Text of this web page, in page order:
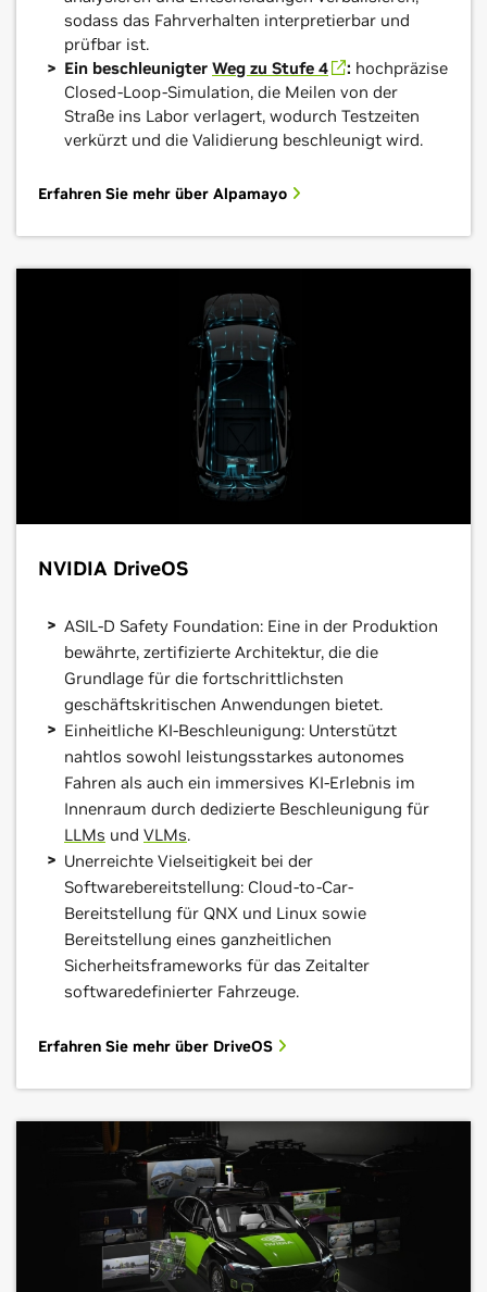
sodass das Fahrverhalten interpretierbar und
prüfbar ist.
Ein beschleunigter Weg zu Stufe 4 : hochpräzise
Closed-Loop-Simulation, die Meilen von der
Straße ins Labor verlagert, wodurch Testzeiten
verkürzt und die Validierung beschleunigt wird.
Erfahren Sie mehr über Alpamayo
NVIDIA DriveOS
ASIL-D Safety Foundation: Eine in der Produktion
bewährte, zertifizierte Architektur, die die
Grundlage für die fortschrittlichsten
geschäftskritischen Anwendungen bietet.
Einheitliche KI-Beschleunigung: Unterstützt
nahtlos sowohl leistungsstarkes autonomes
Fahren als auch ein immersives KI-Erlebnis im
Innenraum durch dedizierte Beschleunigung für
LLMs und VLMs.
Unerreichte Vielseitigkeit bei der
Softwarebereitstellung: Cloud-to-Car-
Bereitstellung für QNX und Linux sowie
Bereitstellung eines ganzheitlichen
Sicherheitsframeworks für das Zeitalter
softwaredefinierter Fahrzeuge.
Erfahren Sie mehr über DriveOS